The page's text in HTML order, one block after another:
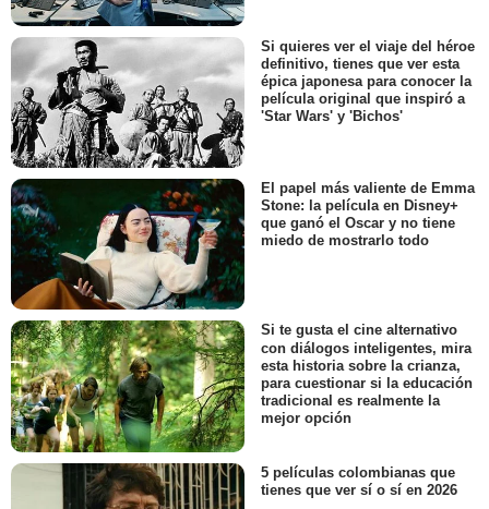
Si quieres ver el viaje del héroe
definitivo, tienes que ver esta
épica japonesa para conocer la
película original que inspiró a
'Star Wars' y 'Bichos'
El papel más valiente de Emma
Stone: la película en Disney+
que ganó el Oscar y no tiene
miedo de mostrarlo todo
Si te gusta el cine alternativo
con diálogos inteligentes, mira
esta historia sobre la crianza,
para cuestionar si la educación
tradicional es realmente la
mejor opción
5 películas colombianas que
tienes que ver sí o sí en 2026